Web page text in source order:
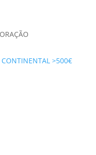
CONTINENTAL >500€